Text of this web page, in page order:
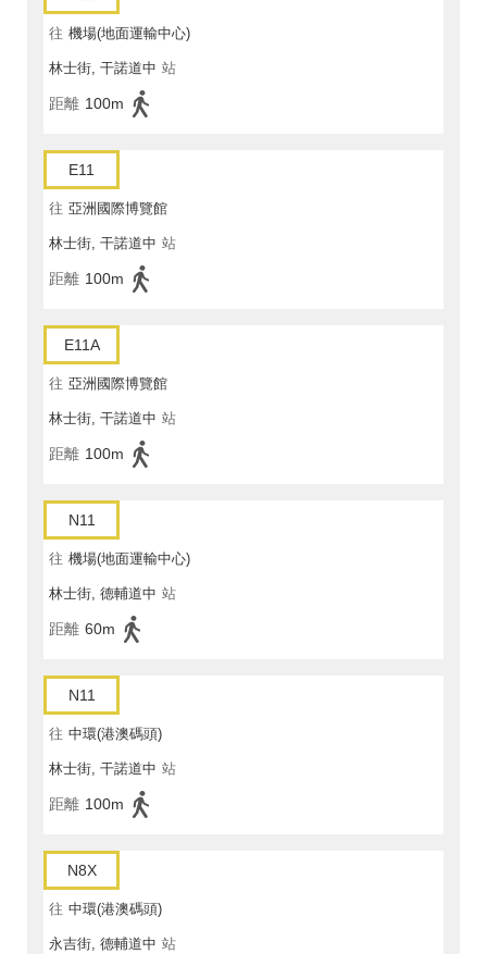
往 機場(地面運輸中心)
林士街, 干諾道中 站
距離 100m
E11
往 亞洲國際博覽館
林士街, 干諾道中 站
距離 100m
E11A
往 亞洲國際博覽館
林士街, 干諾道中 站
距離 100m
N11
往 機場(地面運輸中心)
林士街, 德輔道中 站
距離 60m
N11
往 中環(港澳碼頭)
林士街, 干諾道中 站
距離 100m
N8X
往 中環(港澳碼頭)
永吉街, 德輔道中 站